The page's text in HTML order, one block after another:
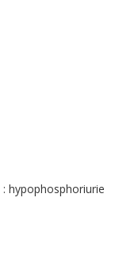
: hypophosphoriurie